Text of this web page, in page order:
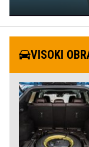
VISOKI